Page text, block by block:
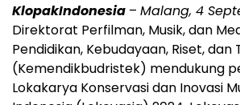
KlopakIndonesia – Malang, 4
Direktorat Perfilman, Musik, dan
Pendidikan, Kebudayaan, Riset, dan
(Kemendikbudristek) mendukung
Lokakarya Konservasi dan Inovasi